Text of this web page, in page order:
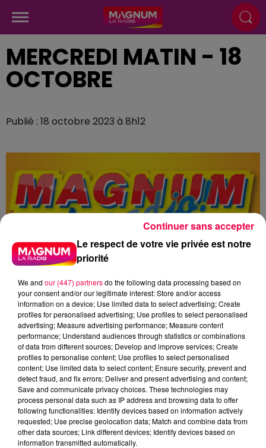
MERCREDI MATIN - 18
OCTOBRE
Publié : 18 octobre 2023 à 8h12
Flash infos
Crédit :Flash infos
Le respect de votre vie privée est notre
priorité
We and our (447) partnersdo the following data processing based on
your consent and/or our legitimate interest: Store and/or access
information on a device; Use limited data to select advertising; Create
profiles for personalised advertising; Use profiles to select personalised
advertising; Measure advertising performance; Measure content
performance; Understand audiences through statistics or combinations
of data from different sources; Develop and improve services; Create
profiles to personalise content; Use profiles to select personalised
content; Use limited data to select content; Ensure security, prevent and
detect fraud, and fix errors; Deliver and present advertising and content;
Save and communicate privacy choices. These technologies may
process personal data such as IP address and browsing data to offer
following functionalities: Identify devices based on information actively
requested; Use precise geolocation data; Match and combine data from
other data sources; Link different devices; Identify devices based on
information transmitted automatically.
Continuer sans accepter